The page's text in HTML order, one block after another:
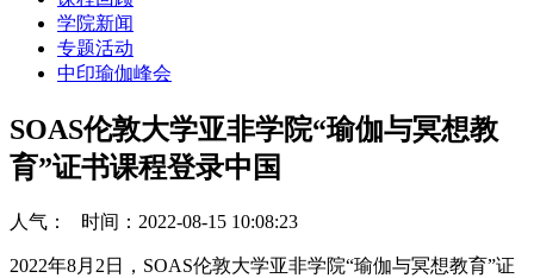
学院新闻
专题活动
中印瑜伽峰会
SOAS伦敦大学亚非学院“瑜伽与冥想教
育”证书课程登录中国
人气： 时间：2022-08-15 10:08:23
2022年8月2日，SOAS伦敦大学亚非学院“瑜伽与冥想教育”证